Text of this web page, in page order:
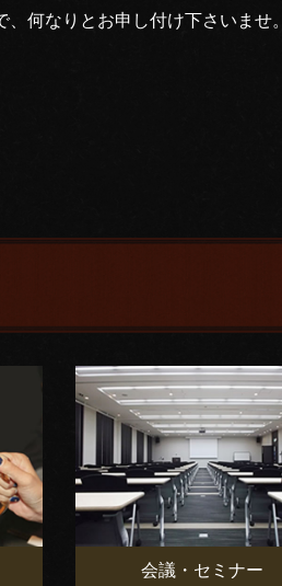
何なりとお申し付け下さいませ。
会議・セミナー